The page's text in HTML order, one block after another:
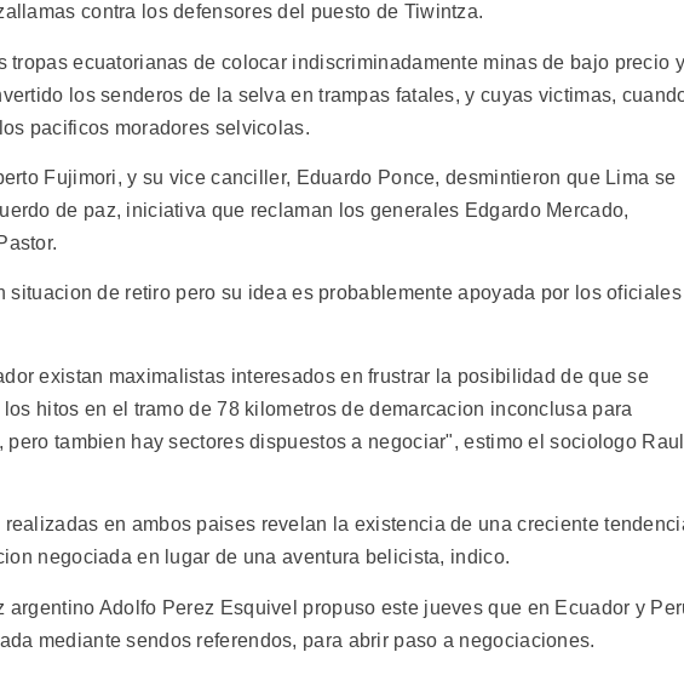
contra los defensores del puesto de Tiwintza.
tropas ecuatorianas de colocar indiscriminadamente minas de bajo precio y
los senderos de la selva en trampas fatales, y cuyas victimas,
pacificos moradores selvicolas.
Fujimori, y su vice canciller, Eduardo Ponce, desmintieron que Lima se
de paz, iniciativa que reclaman los generales Edgardo Mercado,
situacion de retiro pero su idea es probablemente apoyada por los oficiales
existan maximalistas interesados en frustrar la posibilidad de que se
hitos en el tramo de 78 kilometros de demarcacion inconclusa para
pero tambien hay sectores dispuestos a negociar", estimo el sociologo Raul
en ambos paises revelan la existencia de una creciente
negociada en lugar de una aventura belicista, indico.
argentino Adolfo Perez Esquivel propuso este jueves que en Ecuador y
mediante sendos referendos, para abrir paso a negociaciones.